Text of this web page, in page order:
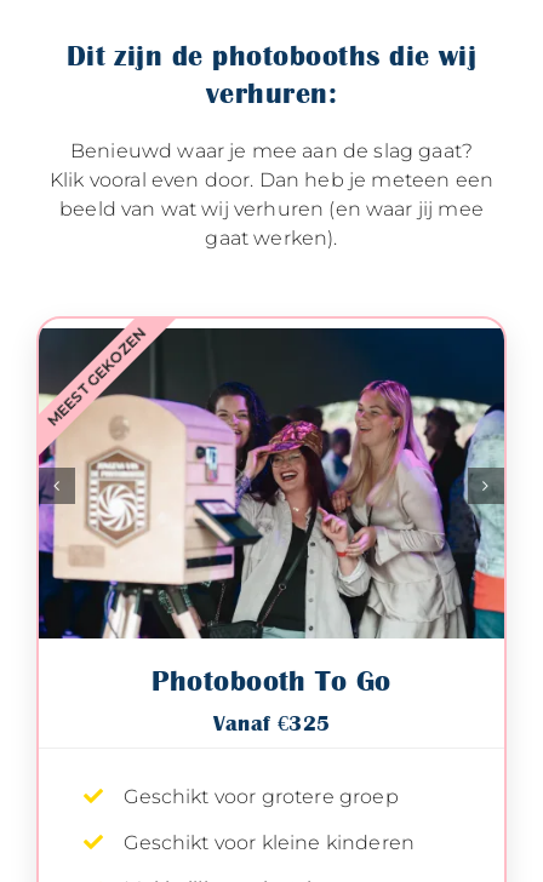
Dit zijn de photobooths die wij
verhuren:
Benieuwd waar je mee aan de slag gaat?
Klik vooral even door. Dan heb je meteen een
beeld van wat wij verhuren (en waar jij mee
gaat werken).
Photobooth To Go
Vanaf €325
Geschikt voor grotere groep
Geschikt voor kleine kinderen